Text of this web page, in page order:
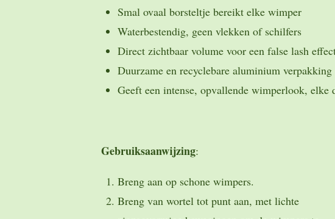
Smal ovaal borsteltje bereikt elke wimper
Waterbestendig, geen vlekken of schilfers
Direct zichtbaar volume voor een false lash
Duurzame en recyclebare aluminium verpakking
Geeft een intense, opvallende wimperlook, elke
Gebruiksaanwijzing:
Breng aan op schone wimpers.
Breng van wortel tot punt aan, met lichte